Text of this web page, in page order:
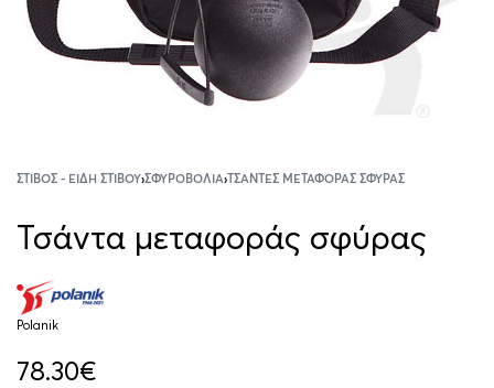
ΣΤΊΒΟΣ - ΕΊΔΗ ΣΤΊΒΟΥ›ΣΦΥΡΟΒΟΛΊΑ›ΤΣΆΝΤΕΣ ΜΕΤΑΦΟΡΆΣ ΣΦΎΡΑΣ
Τσάντα μεταφοράς σφύρας
Polanik
78.30€